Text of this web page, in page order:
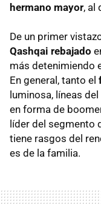
hermano mayor, al
De un primer
Qashqai rebajado
más detenimiendo
En general, tanto el
luminosa, líneas
en forma de
líder del segmento
tiene rasgos del
es de la familia.